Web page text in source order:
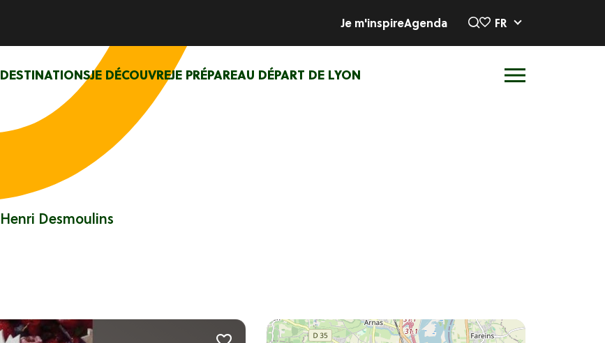
DESTINATIONSJE DÉCOUVREJE PRÉPAREAU DÉPART DE LYON
Je m'inspireAgenda FR
Henri Desmoulins